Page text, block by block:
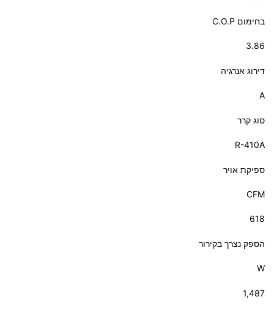
בחימום C.O.P
3.86
דירוג אנרגיה
A
סוג קרר
R-410A
ספיקת אויר
CFM
618
הספק נצרך בקירור
W
1,487